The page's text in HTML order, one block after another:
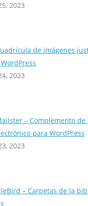
2023
de imágenes
2023
– Complemento
para WordPress
2023
– Carpetas de la